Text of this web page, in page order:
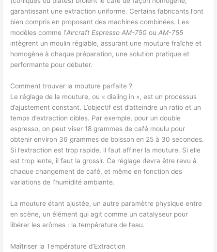
garantissant une extraction uniforme. Certains fabricants l’ont
bien compris en proposant des machines combinées. Les
modèles comme l’Aircraft Espresso AM-750 ouAM-755
intègrent un moulin réglable, assurant une mouture fraîche et
homogène à chaque préparation, une solution pratique et
performante pour débuter.
Comment trouver la mouture parfaite ?
Le réglage de la mouture, ou « dialing in », est un processus
d’ajustement constant. L’objectif est d’atteindre un ratio et un
temps d’extraction cibles. Par exemple, pour un double
espresso, on peut viser 18 grammes de café moulu pour
obtenir environ 36 grammes de boisson en 25 à 30 secondes.
Si l’extraction est trop rapide, il faut affiner la mouture. Si elle
est trop lente, il faut la grossir. Ce réglage devra être revu à
chaque changement de café, et même en fonction des
variations de l’humidité ambiante.
La mouture étant ajustée, un autre paramètre physique entre
en scène, un élément qui agit comme un catalyseur pour
libérer les arômes : la température de l’eau.
Maîtriser la Température d’Extraction